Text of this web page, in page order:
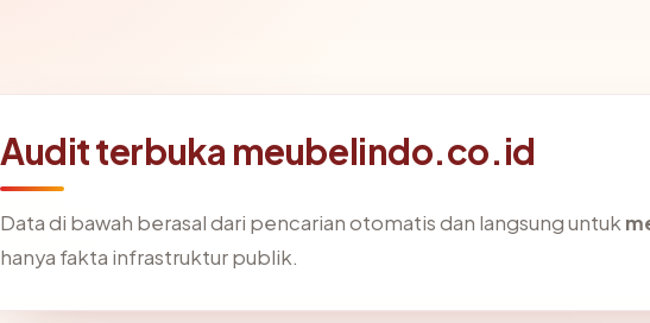
Audit terbuka meubelindo.co.id
Data di bawah berasal dari pencarian otomatis dan langsung untuk
hanya fakta infrastruktur publik.